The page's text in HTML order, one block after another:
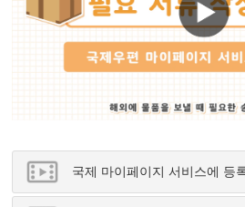
국제 마이페이지 서비스에 등